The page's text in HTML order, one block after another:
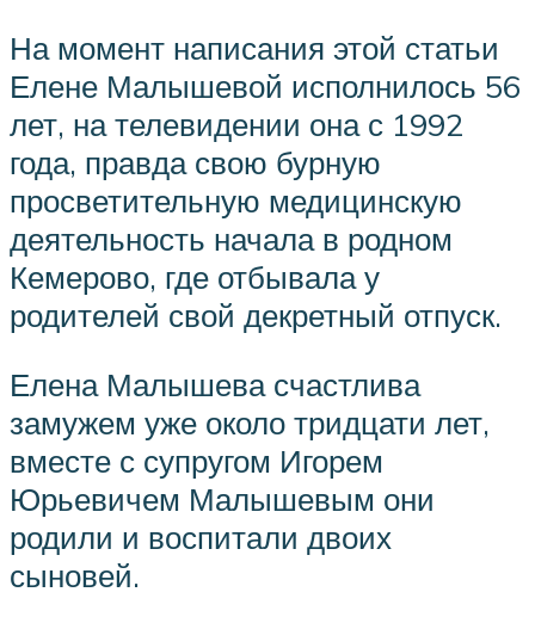
На момент написания этой статьи
Елене Малышевой исполнилось 56
лет, на телевидении она с 1992
года, правда свою бурную
просветительную медицинскую
деятельность начала в родном
Кемерово, где отбывала у
родителей свой декретный отпуск.
Елена Малышева счастлива
замужем уже около тридцати лет,
вместе с супругом Игорем
Юрьевичем Малышевым они
родили и воспитали двоих
сыновей.